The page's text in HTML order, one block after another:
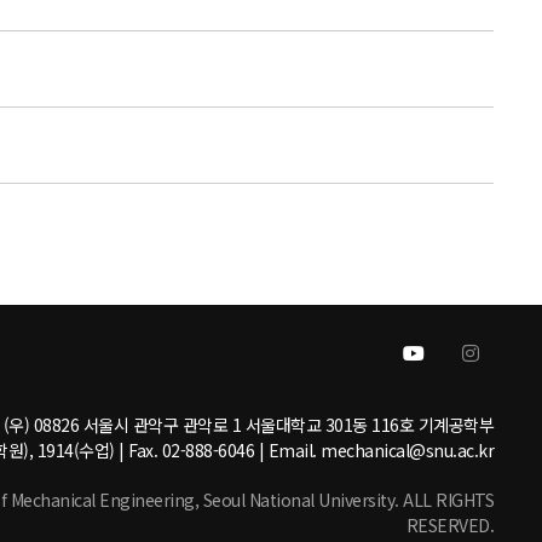
(우) 08826 서울시 관악구 관악로 1 서울대학교 301동 116호 기계공학부
원), 1914(수업) | Fax. 02-888-6046 | Email. mechanical@snu.ac.kr
Engineering, Seoul National University. ALL RIGHTS
RESERVED.